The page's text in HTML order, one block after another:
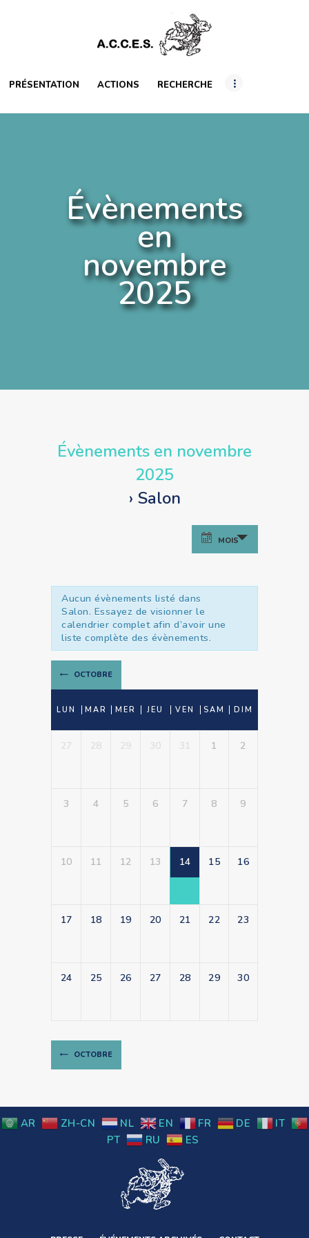
PRÉSENTATION ACTIONS RECHERCHE
Évènements
en
novembre
2025
PRÉSENTATION
ACTIONS
ARTICLES
Évènements en novembre
2025
› Salon
de
vues
Évènements
Navigation
de
Évènement
MOIS
Aucun évènements listé dans
Salon. Essayez de visionner le
calendrier complet afin d’avoir une
liste complète des évènements.
OCTOBRE
Calendrier
Évènements
de
LUN MAR MER JEU VEN SAM DIM
27 28 29 30 31 1 2
3 4 5 6 7 8 9
10 11 12 13 14 15 16
17 18 19 20 21 22 23
24 25 26 27 28 29 30
OCTOBRE
AR ZH-CN NL EN FR DE
IT
PT
RU ES